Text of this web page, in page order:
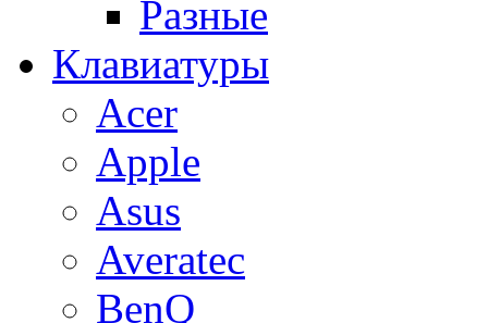
Разные
Клавиатуры
Acer
Apple
Asus
Averatec
BenQ